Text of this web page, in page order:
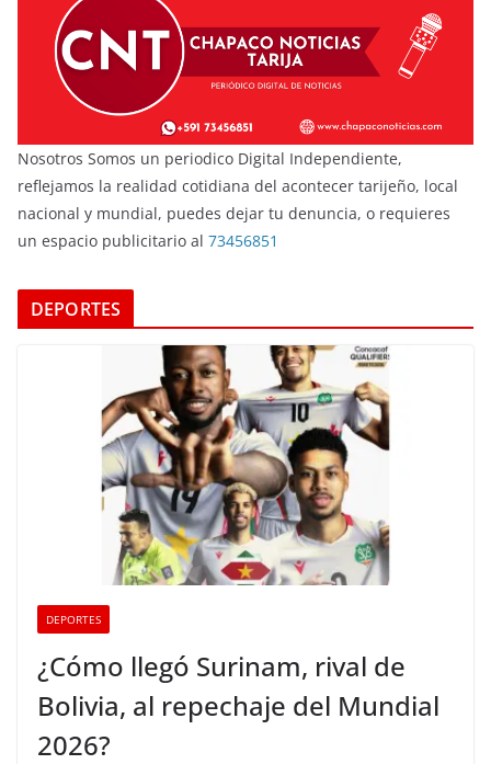
Nosotros Somos un periodico Digital Independiente,
reflejamos la realidad cotidiana del acontecer tarijeño, local
nacional y mundial, puedes dejar tu denuncia, o requieres
un espacio publicitario al 73456851
DEPORTES
DEPORTES
¿Cómo llegó Surinam, rival de
Bolivia, al repechaje del Mundial
2026?